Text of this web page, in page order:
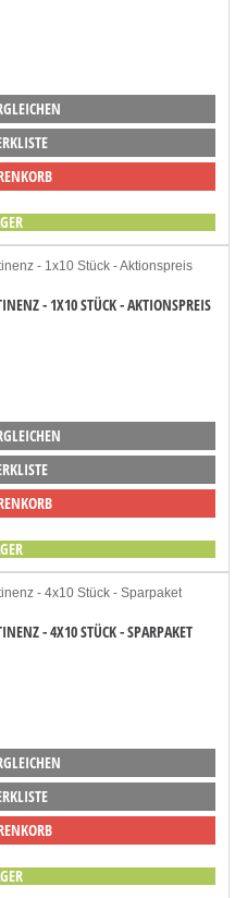
- 1X10 STÜCK - AKTIONSPREIS
- 4X10 STÜCK - SPARPAKET